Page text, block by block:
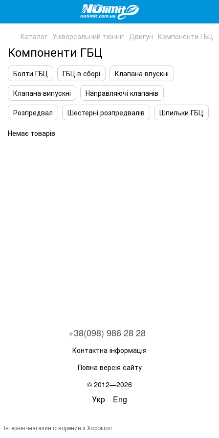
Каталог Універсальний тюнінг Двигун Компоненти ГБЦ
Компоненти ГБЦ
Болти ГБЦ ГБЦ в сборі
Клапана впускні
Клапана випускні
Направляючі клапанів
Розпредвал
Шестерні розпредвалів Шпильки ГБЦ
Немає товарів
+38(098) 986 28 28
Контактна інформація
Повна версія сайту
© 2012—2026
Укр Eng
Інтернет-магазин створений з Хорошоп